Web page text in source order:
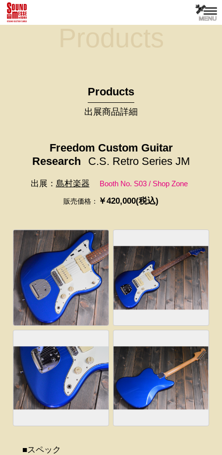
Products
Products
出展商品詳細
Freedom Custom Guitar
Research
C.S. Retro Series JM
出展： 島村楽器 Booth No. S03 / Shop Zone
販売価格： ￥420,000(税込)
■スペック